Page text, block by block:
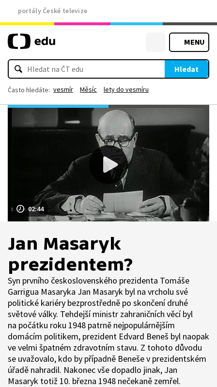
portály České televize
MENU
Hledat
Často hledáte: vesmír Měsíc lety do vesmíru
02:44
Jan Masaryk
prezidentem?
Syn prvního československého prezidenta Tomáše
Garrigua Masaryka Jan Masaryk byl na vrcholu své
politické kariéry bezprostředně po skončení druhé
světové války. Tehdejší ministr zahraničních věcí byl
na počátku roku 1948 patrně nejpopulárnějším
domácím politikem, prezident Edvard Beneš byl naopak
ve velmi špatném zdravotním stavu. Z tohoto důvodu
se uvažovalo, kdo by případně Beneše v prezidentském
úřadě nahradil. Nakonec vše dopadlo jinak, Jan
Masaryk totiž 10. března 1948 nečekaně zemřel.